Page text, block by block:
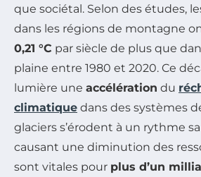
que sociétal. Selon des études,
dans les régions de montagne
0,21 °C par siècle de plus que
plaine entre 1980 et 2020. Ce
lumière une accélération du
climatique dans des systèmes
glaciers s’érodent à un rythme
causant une diminution des
sont vitales pour plus d’un